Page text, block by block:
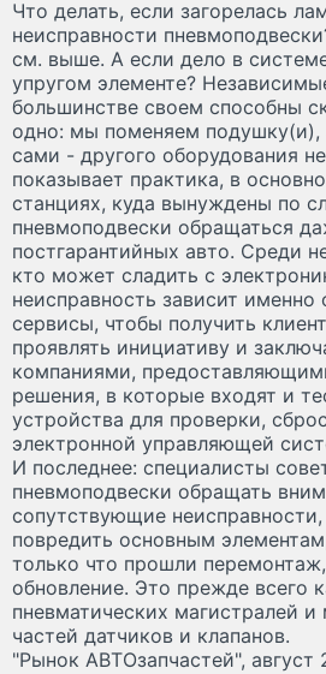
Что делать, если загорелась
неисправности
см. выше. А если дело в
упругом элементе?
большинстве своем способны
одно: мы поменяем подушку(и),
сами - другого оборудования
показывает практика, в
станциях, куда вынуждены по
пневмоподвески обращаться
постгарантийных авто. Среди
кто может сладить с
неисправность зависит
сервисы, чтобы получить
проявлять инициативу и
компаниями,
решения, в которые входят и
устройства для проверки,
электронной управляющей
И последнее: специалисты
пневмоподвески обращать
сопутствующие
повредить основным
только что прошли
обновление. Это прежде всего
пневматических магистралей и
частей датчиков и клапанов.
"Рынок АВТОзапчастей", август